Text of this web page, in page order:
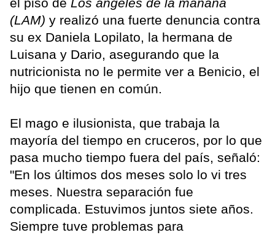
(LAM) y realizó una fuerte denuncia contra
su ex Daniela Lopilato, la hermana de
Luisana y Dario, asegurando que la
nutricionista no le permite ver a Benicio, el
hijo que tienen en común.
El mago e ilusionista, que trabaja la
mayoría del tiempo en cruceros, por lo que
pasa mucho tiempo fuera del país, señaló:
"En los últimos dos meses solo lo vi tres
meses. Nuestra separación fue
complicada. Estuvimos juntos siete años.
Siempre tuve problemas para